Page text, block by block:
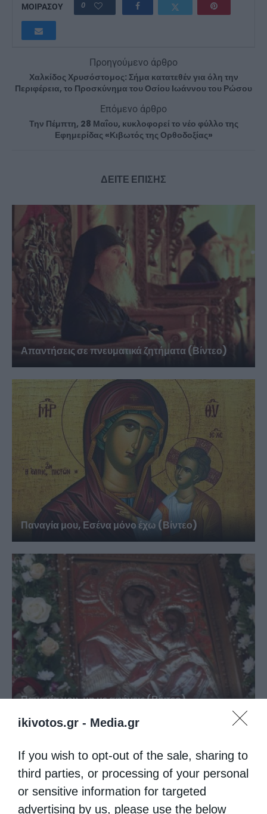
ikivotos.gr - Media.gr
If you wish to opt-out of the sale, sharing to
third parties, or processing of your personal
or sensitive information for targeted
advertising by us, please use the below
ΜΟΙΡΑΣΟΥ 0
Προηγούμενο άρθρο
Χαλκίδος Χρυσόστομος: Σήμα κατατεθέν για όλη την
Περιφέρεια, το Προσκύνημα του Οσίου Ιωάννου του Ρώσου
Επόμενο άρθρο
Την Πέμπτη, 28 Μαΐου, κυκλοφορεί το νέο φύλλο της
Εφημερίδας «Κιβωτός της Ορθοδοξίας»
ΔΕΙΤΕ ΕΠΙΣΗΣ
Απαντήσεις σε πνευματικά ζητήματα (Βίντεο)
Παναγία μου, Εσένα μόνο έχω (Βίντεο)
Παναγία μου, μη με αφήνεις (Βίντεο)